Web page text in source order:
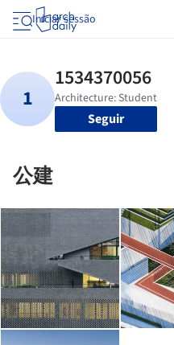
Iniciar sessão
Seguir
公建